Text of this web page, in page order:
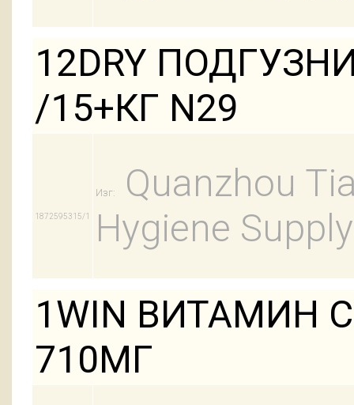
12DRY
/15+КГ N29
1872595315/1
Изг:
Quanzhou
Hygiene
1WIN ВИТАМИН
710МГ